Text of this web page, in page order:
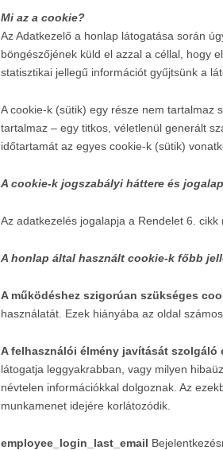
Mi az a cookie?
Az Adatkezelő a honlap látogatása során
böngészőjének küld el azzal a céllal, hogy
statisztikai jellegű információt gyűjtsünk a
A cookie-k (sütik) egy része nem tartalmaz
tartalmaz – egy titkos, véletlenül generált
időtartamát az egyes cookie-k (sütik)
A cookie-k jogszabályi háttere és
Az adatkezelés jogalapja a Rendelet 6.
A honlap által használt cookie-k főbb
A működéshez szigorúan szükséges
használatát. Ezek hiányába az oldal
A felhasználói élmény javítását szolgáló
látogatja leggyakrabban, vagy milyen
névtelen információkkal dolgoznak. Az
munkamenet idejére korlátozódik.
employee_login_last_email